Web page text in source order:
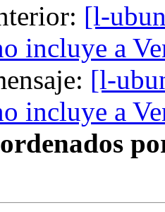
[l-
incluye a
[l-
incluye a